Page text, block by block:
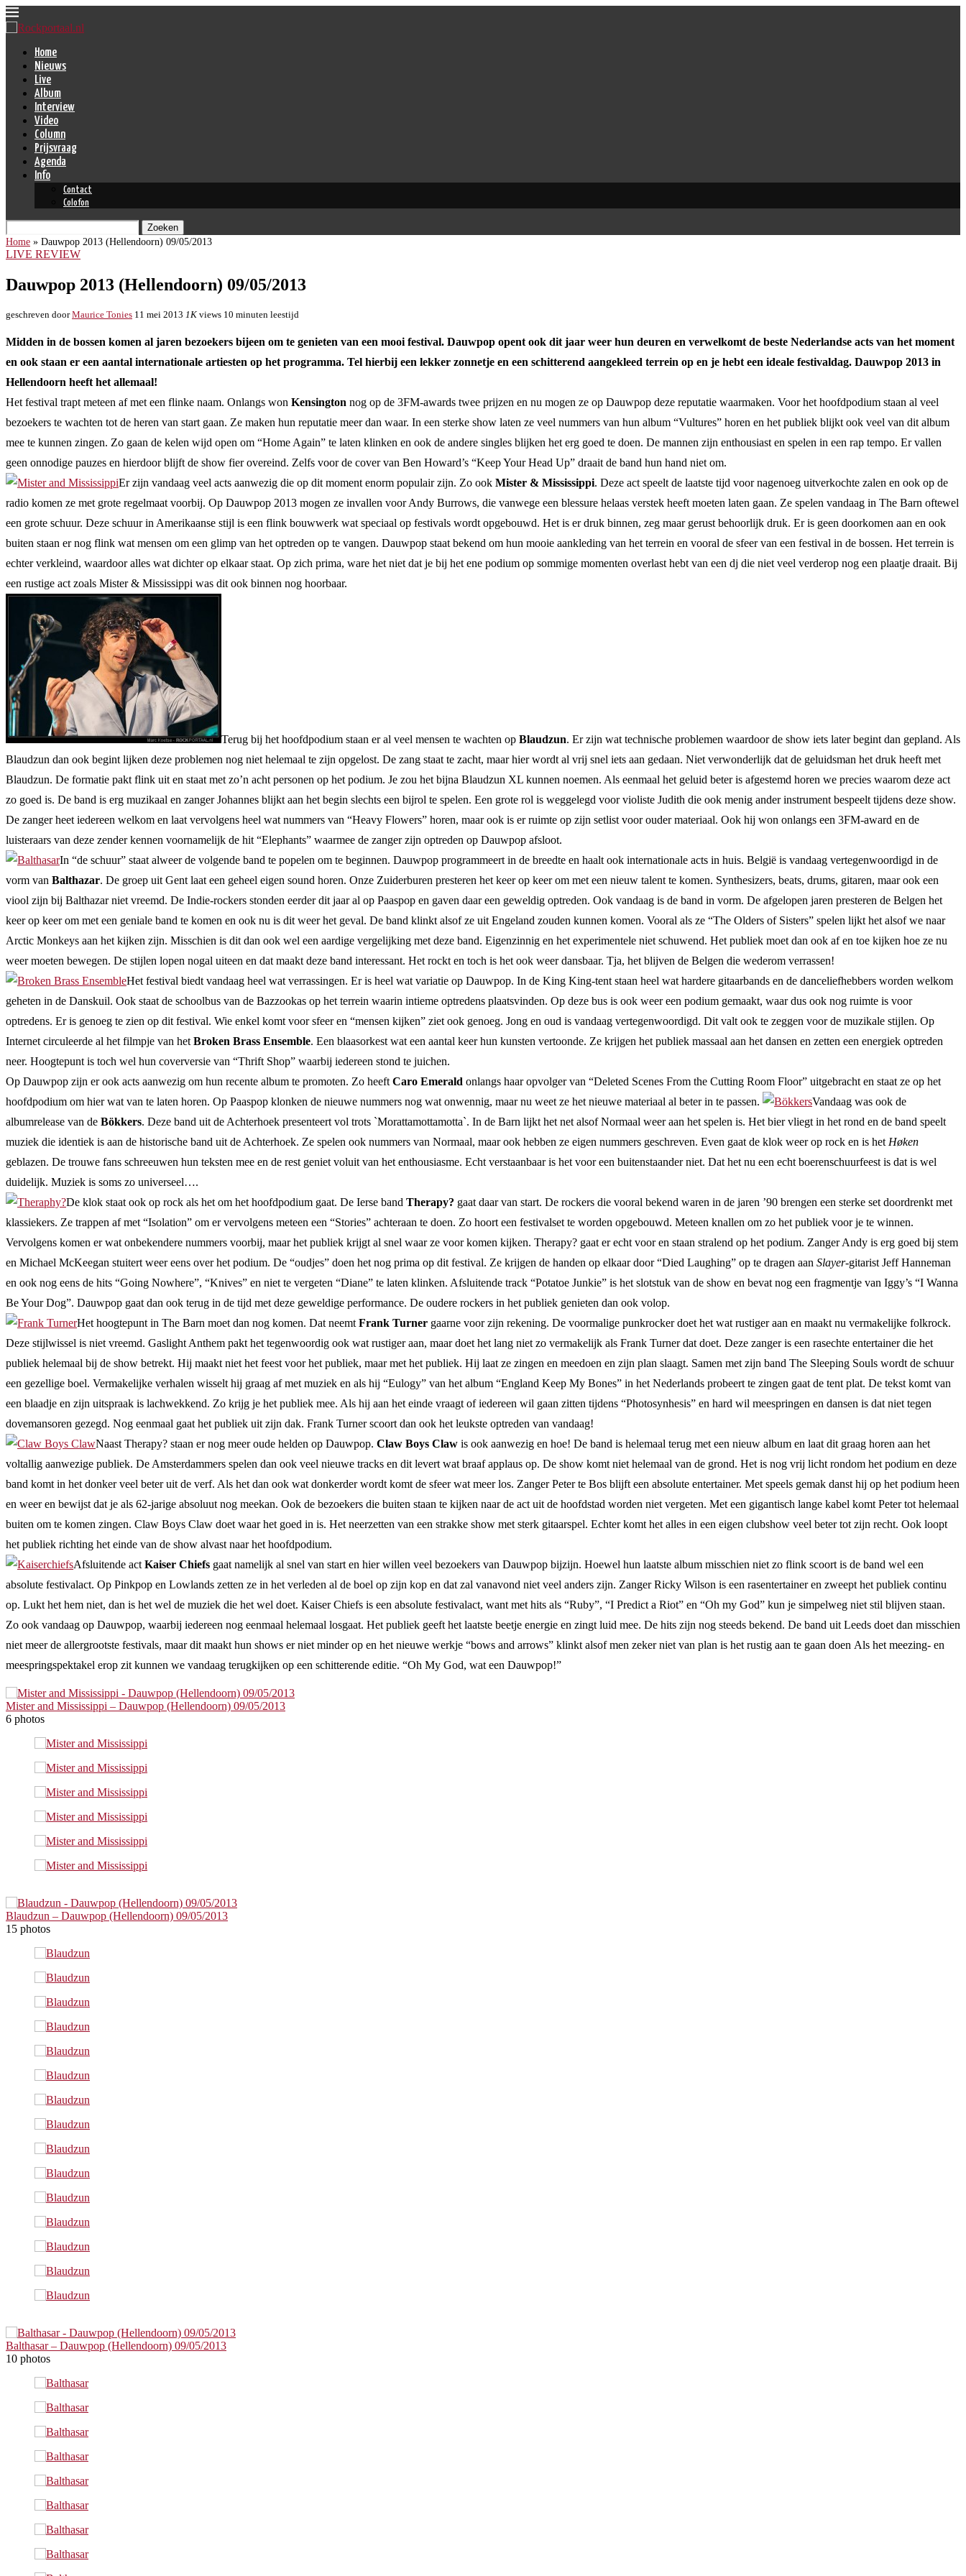
Home
Nieuws
Live
Album
Interview
Video
Column
Prijsvraag
Agenda
Info
Contact
Colofon
Zoeken
Home » Dauwpop 2013 (Hellendoorn) 09/05/2013
LIVE REVIEW
Dauwpop 2013 (Hellendoorn) 09/05/2013
geschreven doorMaurice Tonies 11 mei 2013 1K views 10 minuten leestijd
Midden in de bossen komen al jaren bezoekers bijeen om te genieten van een mooi festival. Dauwpop opent ook dit jaar weer hun deuren en verwelkomt de beste Nederlandse acts van het moment
en ook staan er een aantal internationale artiesten op het programma. Tel hierbij een lekker zonnetje en een schitterend aangekleed terrein op en je hebt een ideale festivaldag. Dauwpop 2013 in
Hellendoorn heeft het allemaal!
Het festival trapt meteen af met een flinke naam. Onlangs won Kensington nog op de 3FM-awards twee prijzen en nu mogen ze op Dauwpop deze reputatie waarmaken. Voor het hoofdpodium staan al veel
bezoekers te wachten tot de heren van start gaan. Ze maken hun reputatie meer dan waar. In een sterke show laten ze veel nummers van hun album “Vultures” horen en het publiek blijkt ook veel van dit album
mee te kunnen zingen. Zo gaan de kelen wijd open om “Home Again” te laten klinken en ook de andere singles blijken het erg goed te doen. De mannen zijn enthousiast en spelen in een rap tempo. Er vallen
geen onnodige pauzes en hierdoor blijft de show fier overeind. Zelfs voor de cover van Ben Howard’s “Keep Your Head Up” draait de band hun hand niet om.
Er zijn vandaag veel acts aanwezig die op dit moment enorm populair zijn. Zo ook Mister & Mississippi. Deze act speelt de laatste tijd voor nagenoeg uitverkochte zalen en ook op de
radio komen ze met grote regelmaat voorbij. Op Dauwpop 2013 mogen ze invallen voor Andy Burrows, die vanwege een blessure helaas verstek heeft moeten laten gaan. Ze spelen vandaag in The Barn oftewel
een grote schuur. Deze schuur in Amerikaanse stijl is een flink bouwwerk wat speciaal op festivals wordt opgebouwd. Het is er druk binnen, zeg maar gerust behoorlijk druk. Er is geen doorkomen aan en ook
buiten staan er nog flink wat mensen om een glimp van het optreden op te vangen. Dauwpop staat bekend om hun mooie aankleding van het terrein en vooral de sfeer van een festival in de bossen. Het terrein is
echter verkleind, waardoor alles wat dichter op elkaar staat. Op zich prima, ware het niet dat je bij het ene podium op sommige momenten overlast hebt van een dj die niet veel verderop nog een plaatje draait. Bij
een rustige act zoals Mister & Mississippi was dit ook binnen nog hoorbaar.
Terug bij het hoofdpodium staan er al veel mensen te wachten op Blaudzun. Er zijn wat technische problemen waardoor de show iets later begint dan gepland. Als
Blaudzun dan ook begint lijken deze problemen nog niet helemaal te zijn opgelost. De zang staat te zacht, maar hier wordt al vrij snel iets aan gedaan. Niet verwonderlijk dat de geluidsman het druk heeft met
Blaudzun. De formatie pakt flink uit en staat met zo’n acht personen op het podium. Je zou het bijna Blaudzun XL kunnen noemen. Als eenmaal het geluid beter is afgestemd horen we precies waarom deze act
zo goed is. De band is erg muzikaal en zanger Johannes blijkt aan het begin slechts een bijrol te spelen. Een grote rol is weggelegd voor violiste Judith die ook menig ander instrument bespeelt tijdens deze show.
De zanger heet iedereen welkom en laat vervolgens heel wat nummers van “Heavy Flowers” horen, maar ook is er ruimte op zijn setlist voor ouder materiaal. Ook hij won onlangs een 3FM-award en de
luisteraars van deze zender kennen voornamelijk de hit “Elephants” waarmee de zanger zijn optreden op Dauwpop afsloot.
In “de schuur” staat alweer de volgende band te popelen om te beginnen. Dauwpop programmeert in de breedte en haalt ook internationale acts in huis. België is vandaag vertegenwoordigd in de
vorm van Balthazar. De groep uit Gent laat een geheel eigen sound horen. Onze Zuiderburen presteren het keer op keer om met een nieuw talent te komen. Synthesizers, beats, drums, gitaren, maar ook een
viool zijn bij Balthazar niet vreemd. De Indie-rockers stonden eerder dit jaar al op Paaspop en gaven daar een geweldig optreden. Ook vandaag is de band in vorm. De afgelopen jaren presteren de Belgen het
keer op keer om met een geniale band te komen en ook nu is dit weer het geval. De band klinkt alsof ze uit Engeland zouden kunnen komen. Vooral als ze “The Olders of Sisters” spelen lijkt het alsof we naar
Arctic Monkeys aan het kijken zijn. Misschien is dit dan ook wel een aardige vergelijking met deze band. Eigenzinnig en het experimentele niet schuwend. Het publiek moet dan ook af en toe kijken hoe ze nu
weer moeten bewegen. De stijlen lopen nogal uiteen en dat maakt deze band interessant. Het rockt en toch is het ook weer dansbaar. Tja, het blijven de Belgen die wederom verrassen!
Het festival biedt vandaag heel wat verrassingen. Er is heel wat variatie op Dauwpop. In de King King-tent staan heel wat hardere gitaarbands en de danceliefhebbers worden welkom
geheten in de Danskuil. Ook staat de schoolbus van de Bazzookas op het terrein waarin intieme optredens plaatsvinden. Op deze bus is ook weer een podium gemaakt, waar dus ook nog ruimte is voor
optredens. Er is genoeg te zien op dit festival. Wie enkel komt voor sfeer en “mensen kijken” ziet ook genoeg. Jong en oud is vandaag vertegenwoordigd. Dit valt ook te zeggen voor de muzikale stijlen. Op
Internet circuleerde al het filmpje van het Broken Brass Ensemble. Een blaasorkest wat een aantal keer hun kunsten vertoonde. Ze krijgen het publiek massaal aan het dansen en zetten een energiek optreden
neer. Hoogtepunt is toch wel hun coverversie van “Thrift Shop” waarbij iedereen stond te juichen.
Op Dauwpop zijn er ook acts aanwezig om hun recente album te promoten. Zo heeft Caro Emerald onlangs haar opvolger van “Deleted Scenes From the Cutting Room Floor” uitgebracht en staat ze op het
hoofdpodium om hier wat van te laten horen. Op Paaspop klonken de nieuwe nummers nog wat onwennig, maar nu weet ze het nieuwe materiaal al beter in te passen.
Vandaag was ook de
albumrelease van de Bökkers. Deze band uit de Achterhoek presenteert vol trots `Morattamottamotta`. In de Barn lijkt het net alsof Normaal weer aan het spelen is. Het bier vliegt in het rond en de band speelt
muziek die identiek is aan de historische band uit de Achterhoek. Ze spelen ook nummers van Normaal, maar ook hebben ze eigen nummers geschreven. Even gaat de klok weer op rock en is het Høken
geblazen. De trouwe fans schreeuwen hun teksten mee en de rest geniet voluit van het enthousiasme. Echt verstaanbaar is het voor een buitenstaander niet. Dat het nu een echt boerenschuurfeest is dat is wel
duidelijk. Muziek is soms zo universeel….
De klok staat ook op rock als het om het hoofdpodium gaat. De Ierse band Therapy? gaat daar van start. De rockers die vooral bekend waren in de jaren ’90 brengen een sterke set doordrenkt met
klassiekers. Ze trappen af met “Isolation” om er vervolgens meteen een “Stories” achteraan te doen. Zo hoort een festivalset te worden opgebouwd. Meteen knallen om zo het publiek voor je te winnen.
Vervolgens komen er wat onbekendere nummers voorbij, maar het publiek krijgt al snel waar ze voor komen kijken. Therapy? gaat er echt voor en staan stralend op het podium. Zanger Andy is erg goed bij stem
en Michael McKeegan stuitert weer eens over het podium. De “oudjes” doen het nog prima op dit festival. Ze krijgen de handen op elkaar door “Died Laughing” op te dragen aan Slayer-gitarist Jeff Hanneman
en ook nog eens de hits “Going Nowhere”, “Knives” en niet te vergeten “Diane” te laten klinken. Afsluitende track “Potatoe Junkie” is het slotstuk van de show en bevat nog een fragmentje van Iggy’s “I Wanna
Be Your Dog”. Dauwpop gaat dan ook terug in de tijd met deze geweldige performance. De oudere rockers in het publiek genieten dan ook volop.
Het hoogtepunt in The Barn moet dan nog komen. Dat neemt Frank Turner gaarne voor zijn rekening. De voormalige punkrocker doet het wat rustiger aan en maakt nu vermakelijke folkrock.
Deze stijlwissel is niet vreemd. Gaslight Anthem pakt het tegenwoordig ook wat rustiger aan, maar doet het lang niet zo vermakelijk als Frank Turner dat doet. Deze zanger is een rasechte entertainer die het
publiek helemaal bij de show betrekt. Hij maakt niet het feest voor het publiek, maar met het publiek. Hij laat ze zingen en meedoen en zijn plan slaagt. Samen met zijn band The Sleeping Souls wordt de schuur
een gezellige boel. Vermakelijke verhalen wisselt hij graag af met muziek en als hij “Eulogy” van het album “England Keep My Bones” in het Nederlands probeert te zingen gaat de tent plat. De tekst komt van
een blaadje en zijn uitspraak is lachwekkend. Zo krijg je het publiek mee. Als hij aan het einde vraagt of iedereen wil gaan zitten tijdens “Photosynhesis” en hard wil meespringen en dansen is dat niet tegen
dovemansoren gezegd. Nog eenmaal gaat het publiek uit zijn dak. Frank Turner scoort dan ook het leukste optreden van vandaag!
Naast Therapy? staan er nog meer oude helden op Dauwpop. Claw Boys Claw is ook aanwezig en hoe! De band is helemaal terug met een nieuw album en laat dit graag horen aan het
voltallig aanwezige publiek. De Amsterdammers spelen dan ook veel nieuwe tracks en dit levert wat braaf applaus op. De show komt niet helemaal van de grond. Het is nog vrij licht rondom het podium en deze
band komt in het donker veel beter uit de verf. Als het dan ook wat donkerder wordt komt de sfeer wat meer los. Zanger Peter te Bos blijft een absolute entertainer. Met speels gemak danst hij op het podium heen
en weer en bewijst dat je als 62-jarige absoluut nog meekan. Ook de bezoekers die buiten staan te kijken naar de act uit de hoofdstad worden niet vergeten. Met een gigantisch lange kabel komt Peter tot helemaal
buiten om te komen zingen. Claw Boys Claw doet waar het goed in is. Het neerzetten van een strakke show met sterk gitaarspel. Echter komt het alles in een eigen clubshow veel beter tot zijn recht. Ook loopt
het publiek richting het einde van de show alvast naar het hoofdpodium.
Afsluitende act Kaiser Chiefs gaat namelijk al snel van start en hier willen veel bezoekers van Dauwpop bijzijn. Hoewel hun laatste album misschien niet zo flink scoort is de band wel een
absolute festivalact. Op Pinkpop en Lowlands zetten ze in het verleden al de boel op zijn kop en dat zal vanavond niet veel anders zijn. Zanger Ricky Wilson is een rasentertainer en zweept het publiek continu
op. Lukt het hem niet, dan is het wel de muziek die het wel doet. Kaiser Chiefs is een absolute festivalact, want met hits als “Ruby”, “I Predict a Riot” en “Oh my God” kun je simpelweg niet stil blijven staan.
Zo ook vandaag op Dauwpop, waarbij iedereen nog eenmaal helemaal losgaat. Het publiek geeft het laatste beetje energie en zingt luid mee. De hits zijn nog steeds bekend. De band uit Leeds doet dan misschien
niet meer de allergrootste festivals, maar dit maakt hun shows er niet minder op en het nieuwe werkje “bows and arrows” klinkt alsof men zeker niet van plan is het rustig aan te gaan doen Als het meezing- en
meespringspektakel erop zit kunnen we vandaag terugkijken op een schitterende editie. “Oh My God, wat een Dauwpop!”
Mister and Mississippi – Dauwpop (Hellendoorn) 09/05/2013
6 photos
Blaudzun – Dauwpop (Hellendoorn) 09/05/2013
15 photos
Balthasar – Dauwpop (Hellendoorn) 09/05/2013
10 photos